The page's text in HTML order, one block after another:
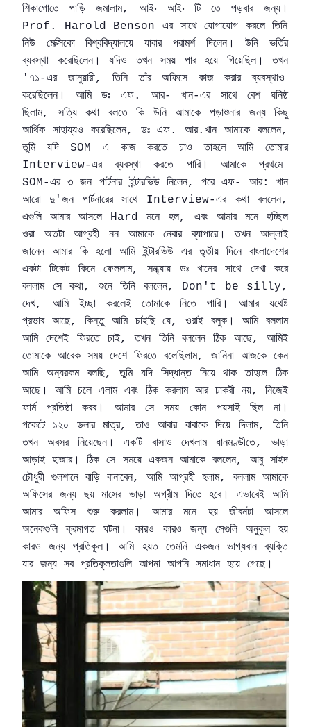
শিকাগোতে
পাড়ি জমালাম, আই· আই· টি তে পড়বার জন্য।
Prof. Harold Benson এর সাথে যোগাযোগ করলে
তিনি
নিউ
মেক্সিকো বিশ্ববিদ্যালয়ে যাবার পরামর্শ দিলেন। উনি
ভর্তির
ব্যবস্থা
করেছিলেন। যদিও তখন সময় পার হয়ে গিয়েছিল। তখন
' ৭১-এর জানুয়ারী, তিনি তাঁর অফিসে কাজ করার
ব্যবস্থাও
করেছিলেন।
আমি ডঃ এফ. আর-খান-এর সাথে বেশ
ঘনিষ্ঠ
ছিলাম, সত্যি কথা বলতে কি উনি আমাকে পড়াশুনার জন্য
কিছু
আর্থিক
সাহায্যও করেছিলেন, ডঃ এফ.আর.খান আমাকে বললেন,
তুমি যদিSOMএ কাজ করতে চাও তাহলে আমি তোমার
Interview-এর ব্যবস্থা করতে পারি। আমাকে প্রথমে
SOM-এর ৩ জন পার্টনার ইন্টারভিউ নিলেন,পরে এফ- আর: খান
আরো
দু'জন পার্টনারের সাথে Interview-এর কথা বললেন,
এগুলি আমার আসলেHardমনে হল, এবং আমার মনে
হচ্ছিল
ওরা
অতটা আগ্রহী নন আমাকে নেবার ব্যাপারে। তখন
আল্লাই
জানেন
আমার কি হলো আমি ইন্টারভিউ এর তৃতীয় দিনে
বাংলাদেশের
একটা
টিকেট কিনে ফেললাম,সন্ধ্যায় ডঃ খানের সাথে দেখা
করে
বললাম
সে কথা,শুনে তিনি বললেন, Don't be silly,
দেখ, আমি ইচ্ছা করলেই তোমাকে নিতে পারি। আমার
যথেষ্ট
প্রভাব
আছে, কিন্তু আমি চাইছি যে,ওরাই বলুক। আমি
বললাম
আমি
দেশেই ফিরতে চাই,তখন তিনি বললেন ঠিক আছে,আমিই
তোমাকে আরেক সময় দেশে ফিরতে বলেছিলাম, জানিনা আজকে কেন
আমি
অন্যরকম বলছি,তুমি যদি সিদ্ধান্ত নিয়ে থাক তাহলে
ঠিক
আছে।
আমি চলে এলাম এবং ঠিক করলাম আর চাকরী নয়,নিজেই
ফার্ম
প্রতিষ্ঠা করব। আমার সে সময় কোন পয়সাই ছিল
না।
পকেটে
১২০ ডলার মাত্র,তাও আবার বাবাকে দিয়ে দিলাম,তিনি
তখন
অবসর নিয়েছেন। একটি বাসাও দেখলাম ধানমণ্ডীতে,ভাড়া
আড়াই হাজার। ঠিক সে সময়ে একজন আমাকে বললেন, আবু সাইদ
চৌধুরী গুলশানে বাড়ি বানাবেন, আমি আগ্রহী হলাম, বললাম আমাকে
অফিসের
জন্য ছয় মাসের ভাড়া অগ্রীম দিতে হবে। এভাবেই
আমি
আমার
অফিস শুরু করলাম। আমার মনে হয় জীবনটা
আসলে
অনেকগুলি
ক্রমাগত ঘটনা। কারও কারও জন্য সেগুলি অনুকূল
হয়
কারও
জন্য প্রতিকূল। আমি হয়ত তেমনি একজন ভাগ্যবান
ব্যক্তি
যার জন্য সব প্রতিকূলতাগুলি আপনা আপনি সমাধান হয়ে গেছে।